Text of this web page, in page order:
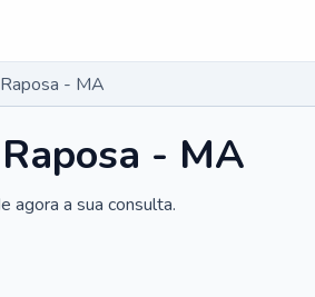
- MA
- MA
agora a sua consulta.